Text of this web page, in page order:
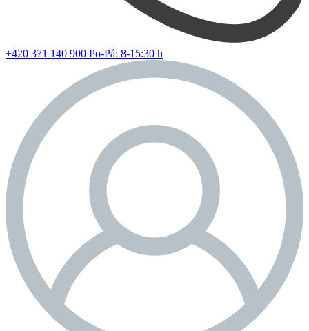
+420 371 140 900 Po-Pá: 8-15:30 h